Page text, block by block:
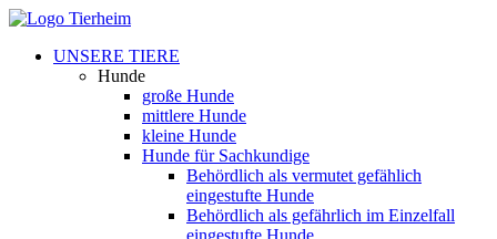
UNSERE TIERE
Hunde
große Hunde
mittlere Hunde
kleine Hunde
Hunde für Sachkundige
Behördlich als vermutet gefählich
eingestufte Hunde
Behördlich als gefährlich im Einzelfall
eingestufte Hunde